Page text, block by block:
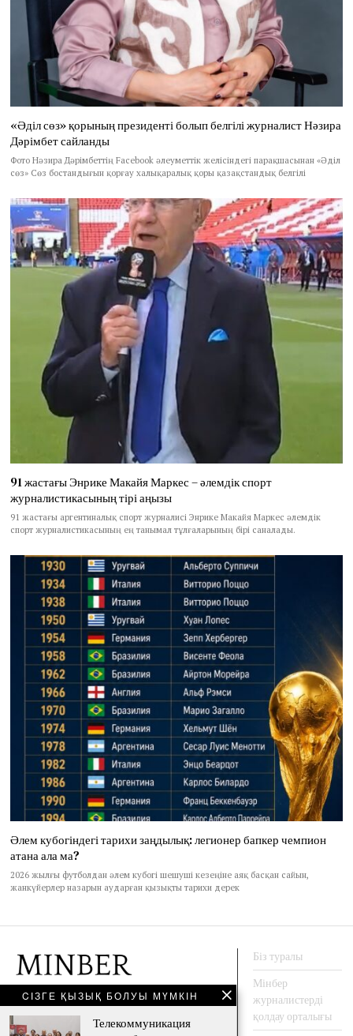
«Әділ сөз» қорының президенті болып белгілі журналист Нәзира
Дәрімбет сайланды
Фото Нәзира Дәрімбеттің Facebook әлеуметтік желісіндегі парақшасынан «Әділ
сөз» Сөз бостандығын қорғау халықаралық қоры қазақстандық белгілі
91 жастағы Энрике Макайя Маркес – әлемдік спорт
журналистикасының тірі аңызы
91 жастағы аргентиналық спорт журналисі Энрике Макайя Маркес әлемдік
спорт журналистикасының ең танымал тұлғаларының бірі саналады.
Әлем кубогіндегі тарихи заңдылық: легионер бапкер чемпион
атана ала ма?
2026 жылғы футболдан әлем кубогі шешуші кезеңіне аяқ басқан сайын,
жанкүйерлер назарын аударған қызықты тарихи дерек
CІЗГЕ ҚЫЗЫҚ БОЛУЫ МҮМКІН
Телекоммуникация
АҚПАРАТ АГЕНТТЕГІ
Біз туралы
Мінбер
журналистерді
қолдау орталығы